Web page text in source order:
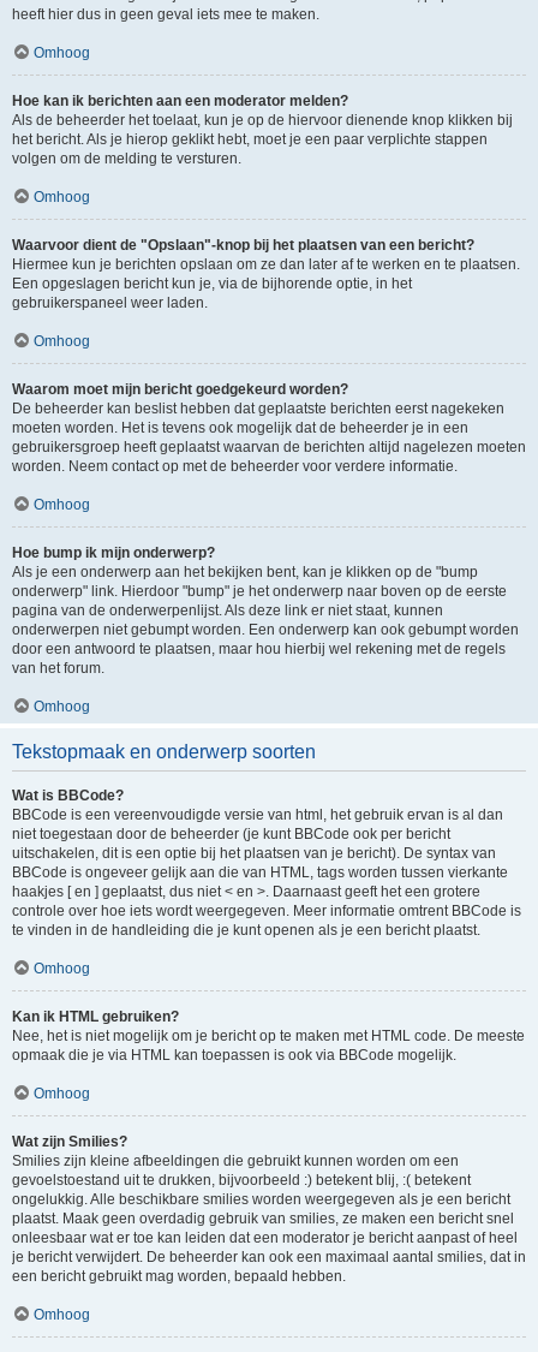
heeft hier dus in geen geval iets mee te maken.
Omhoog
Hoe kan ik berichten aan een moderator melden?
Als de beheerder het toelaat, kun je op de hiervoor dienende knop klikken bij
het bericht. Als je hierop geklikt hebt, moet je een paar verplichte stappen
volgen om de melding te versturen.
Omhoog
Waarvoor dient de "Opslaan"-knop bij het plaatsen van een bericht?
Hiermee kun je berichten opslaan om ze dan later af te werken en te plaatsen.
Een opgeslagen bericht kun je, via de bijhorende optie, in het
gebruikerspaneel weer laden.
Omhoog
Waarom moet mijn bericht goedgekeurd worden?
De beheerder kan beslist hebben dat geplaatste berichten eerst nagekeken
moeten worden. Het is tevens ook mogelijk dat de beheerder je in een
gebruikersgroep heeft geplaatst waarvan de berichten altijd nagelezen moeten
worden. Neem contact op met de beheerder voor verdere informatie.
Omhoog
Hoe bump ik mijn onderwerp?
Als je een onderwerp aan het bekijken bent, kan je klikken op de "bump
onderwerp" link. Hierdoor "bump" je het onderwerp naar boven op de eerste
pagina van de onderwerpenlijst. Als deze link er niet staat, kunnen
onderwerpen niet gebumpt worden. Een onderwerp kan ook gebumpt worden
door een antwoord te plaatsen, maar hou hierbij wel rekening met de regels
van het forum.
Omhoog
Tekstopmaak en onderwerp soorten
Wat is BBCode?
BBCode is een vereenvoudigde versie van html, het gebruik ervan is al dan
niet toegestaan door de beheerder (je kunt BBCode ook per bericht
uitschakelen, dit is een optie bij het plaatsen van je bericht). De syntax van
BBCode is ongeveer gelijk aan die van HTML, tags worden tussen vierkante
haakjes [ en ] geplaatst, dus niet < en >. Daarnaast geeft het een grotere
controle over hoe iets wordt weergegeven. Meer informatie omtrent BBCode is
te vinden in de handleiding die je kunt openen als je een bericht plaatst.
Omhoog
Kan ik HTML gebruiken?
Nee, het is niet mogelijk om je bericht op te maken met HTML code. De meeste
opmaak die je via HTML kan toepassen is ook via BBCode mogelijk.
Omhoog
Wat zijn Smilies?
Smilies zijn kleine afbeeldingen die gebruikt kunnen worden om een
gevoelstoestand uit te drukken, bijvoorbeeld :) betekent blij, :( betekent
ongelukkig. Alle beschikbare smilies worden weergegeven als je een bericht
plaatst. Maak geen overdadig gebruik van smilies, ze maken een bericht snel
onleesbaar wat er toe kan leiden dat een moderator je bericht aanpast of heel
je bericht verwijdert. De beheerder kan ook een maximaal aantal smilies, dat in
een bericht gebruikt mag worden, bepaald hebben.
Omhoog